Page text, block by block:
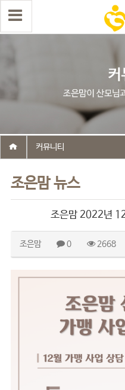
조은맘 뉴스
커뮤니티
조은맘 2022년
조은맘 0 2668